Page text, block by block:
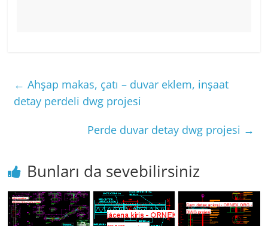
← Ahşap makas, çatı – duvar eklem, inşaat
detay perdeli dwg projesi
Perde duvar detay dwg projesi →
Bunları da sevebilirsiniz